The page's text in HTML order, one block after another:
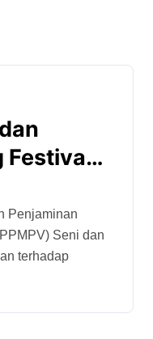
Festival
Seni dan
terhadap